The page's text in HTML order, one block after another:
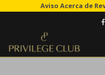
Aviso Acerca de